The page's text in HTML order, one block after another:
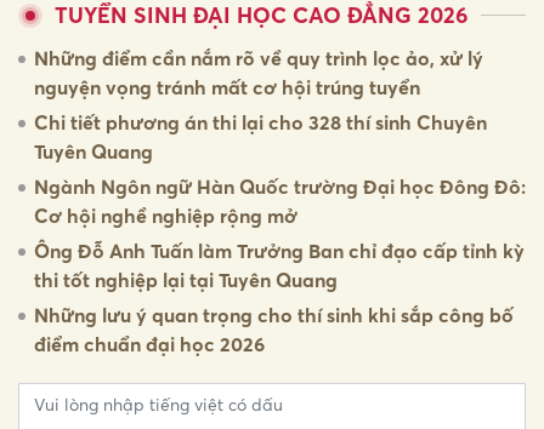
TUYỂN SINH ĐẠI HỌC CAO ĐẲNG 2026
Những điểm cần nắm rõ về quy trình lọc ảo, xử lý
nguyện vọng tránh mất cơ hội trúng tuyển
Chi tiết phương án thi lại cho 328 thí sinh Chuyên
Tuyên Quang
Ngành Ngôn ngữ Hàn Quốc trường Đại học Đông Đô:
Cơ hội nghề nghiệp rộng mở
Ông Đỗ Anh Tuấn làm Trưởng Ban chỉ đạo cấp tỉnh kỳ
thi tốt nghiệp lại tại Tuyên Quang
Những lưu ý quan trọng cho thí sinh khi sắp công bố
điểm chuẩn đại học 2026